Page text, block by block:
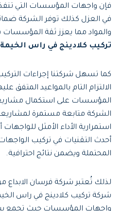
فإن واجهات المؤسسات التي
في العزل كذلك توفر الشركة
والمواد مما يعزز ثقة
تركيب كلادينج في راس
كما تسهل شركتنا إجراءات
الالتزام التام بالمواعيد المتفق
المؤسسات على استكمال
الشركة متابعة مستمرة
استمرارية الأداء الأمثل
أحدث التقنيات في تركيب
المحتملة ويضمن نتائج احترافية.
لذلك تُعتبر شركة فرسان الابداع
شركة تركيب كلادينج في راس